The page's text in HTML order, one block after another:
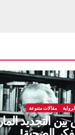
مقالات متنوعة
التجديد